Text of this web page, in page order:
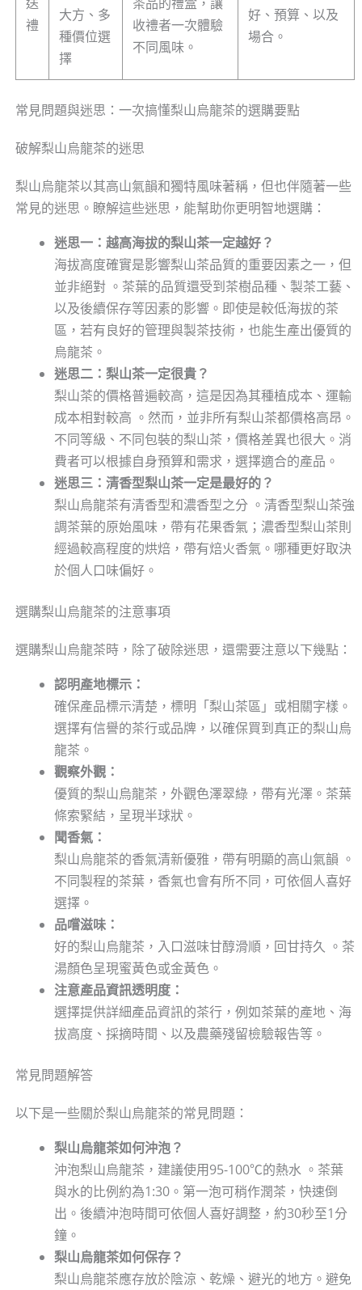
送
禮
大方、多
種價位選
擇
茶品的禮盒，讓
收禮者一次體驗
不同風味。
好、預算、以及
場合。
常見問題與迷思：一次搞懂梨山烏龍茶的選購要點
破解梨山烏龍茶的迷思
梨山烏龍茶以其高山氣韻和獨特風味著稱，但也伴隨著一些
常見的迷思。瞭解這些迷思，能幫助你更明智地選購：
迷思一：越高海拔的梨山茶一定越好？
海拔高度確實是影響梨山茶品質的重要因素之一，但
並非絕對 。茶葉的品質還受到茶樹品種、製茶工藝、
以及後續保存等因素的影響。即使是較低海拔的茶
區，若有良好的管理與製茶技術，也能生產出優質的
烏龍茶。
迷思二：梨山茶一定很貴？
梨山茶的價格普遍較高，這是因為其種植成本、運輸
成本相對較高 。然而，並非所有梨山茶都價格高昂。
不同等級、不同包裝的梨山茶，價格差異也很大。消
費者可以根據自身預算和需求，選擇適合的產品。
迷思三：清香型梨山茶一定是最好的？
梨山烏龍茶有清香型和濃香型之分 。清香型梨山茶強
調茶葉的原始風味，帶有花果香氣；濃香型梨山茶則
經過較高程度的烘焙，帶有焙火香氣。哪種更好取決
於個人口味偏好。
選購梨山烏龍茶的注意事項
選購梨山烏龍茶時，除了破除迷思，還需要注意以下幾點：
認明產地標示：
確保產品標示清楚，標明「梨山茶區」或相關字樣。
選擇有信譽的茶行或品牌，以確保買到真正的梨山烏
龍茶。
觀察外觀：
優質的梨山烏龍茶，外觀色澤翠綠，帶有光澤。茶葉
條索緊結，呈現半球狀。
聞香氣：
梨山烏龍茶的香氣清新優雅，帶有明顯的高山氣韻 。
不同製程的茶葉，香氣也會有所不同，可依個人喜好
選擇。
品嚐滋味：
好的梨山烏龍茶，入口滋味甘醇滑順，回甘持久 。茶
湯顏色呈現蜜黃色或金黃色。
注意產品資訊透明度：
選擇提供詳細產品資訊的茶行，例如茶葉的產地、海
拔高度、採摘時間、以及農藥殘留檢驗報告等。
常見問題解答
以下是一些關於梨山烏龍茶的常見問題：
梨山烏龍茶如何沖泡？
沖泡梨山烏龍茶，建議使用95-100℃的熱水 。茶葉
與水的比例約為1:30。第一泡可稍作潤茶，快速倒
出。後續沖泡時間可依個人喜好調整，約30秒至1分
鐘。
梨山烏龍茶如何保存？
梨山烏龍茶應存放於陰涼、乾燥、避光的地方。避免